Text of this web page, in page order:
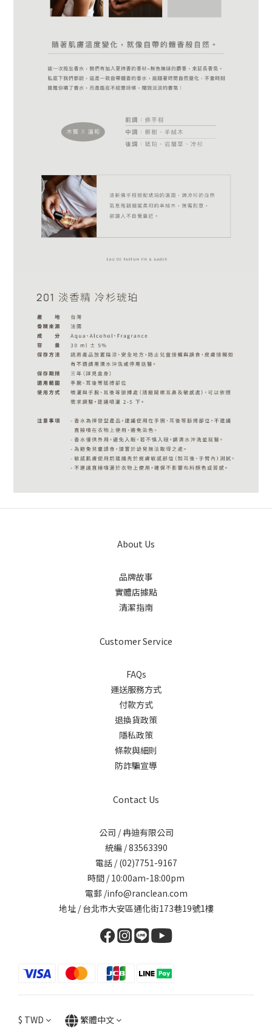
About Us
品牌故事
實體店據點
清潔指南
Customer Service
FAQs
運送服務方式
付款方式
退換貨政策
隱私政策
條款與細則
防詐騙宣導
Contact Us
公司 / 冉迪有限公司
統編 / 83563390
電話 / (02)7751-9167
時間 / 10:00am-18:00pm
電郵 /info@ranclean.com
地址 / 台北市大安區通化街173巷19號1樓
$ TWD 繁體中文